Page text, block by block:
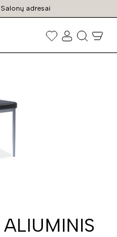
Salonų adresai